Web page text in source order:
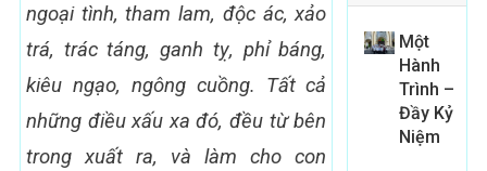
ngoại tình, tham lam, độc ác, xảo
trá, trác táng, ganh tỵ, phỉ báng,
kiêu ngạo, ngông cuồng. Tất cả
những điều xấu xa đó, đều từ bên
trong xuất ra, và làm cho con
Một
Hành
Trình –
Đầy Kỷ
Niệm